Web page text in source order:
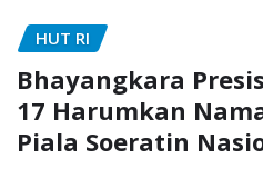
HUT RI
Bhayangkara
17 Harumkan
Piala Soeratin